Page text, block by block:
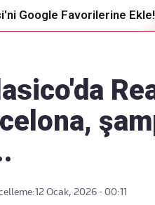
Google Favorilerine Ekle!
12 Ocak, 2026 - 00:11